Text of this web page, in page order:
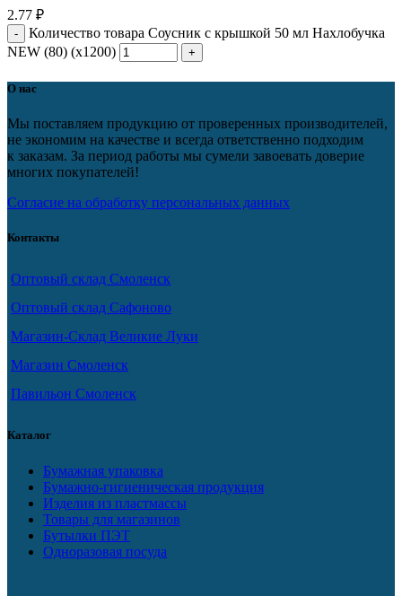
2.77 ₽
Количество товара Соусник с крышкой 50 мл Нахлобучка
NEW (80) (х1200)
О нас
Мы поставляем продукцию от проверенных производителей,
не экономим на качестве и всегда ответственно подходим
к заказам. За период работы мы сумели завоевать доверие
многих покупателей!
Согласие на обработку персональных данных
Контакты
Оптовый склад Смоленск
Оптовый склад Сафоново
Магазин-Склад Великие Луки
Магазин Смоленск
Павильон Смоленск
Каталог
Бумажная упаковка
Бумажно-гигиеническая продукция
Изделия из пластмассы
Товары для магазинов
Бутылки ПЭТ
Одноразовая посуда